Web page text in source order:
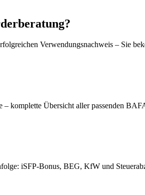
Verwendungsnachweis – Sie
– komplette Übersicht aller passenden
iSFP-Bonus, BEG, KfW und